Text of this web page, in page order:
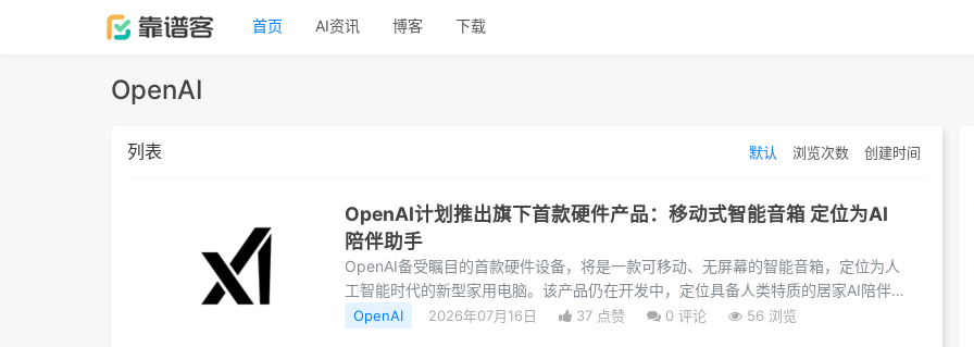
首页 AI资讯 博客 下载
OpenAI
列表 默认 浏览次数 创建时间
OpenAI计划推出旗下首款硬件产品：移动式智能音箱 定位为AI
陪伴助手
OpenAI备受瞩目的首款硬件设备，将是一款可移动、无屏幕的智能音箱，定位为人
工智能时代的新型家用电脑。该产品仍在开发中，定位具备人类特质的居家AI陪伴
助手。它将帮助用
OpenAI 2026年07月16日 37 点赞 0 评论 56 浏览